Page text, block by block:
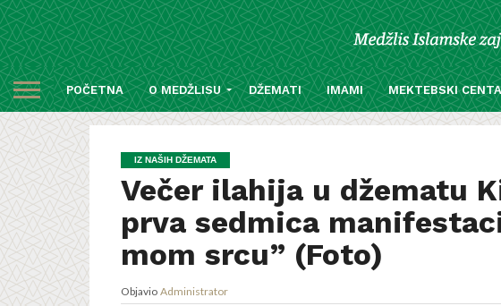
POČETNA O MEDŽLISU DŽEMATI IMAMI MEKTEBSKI
IZ NAŠIH DŽEMATA
Večer ilahija u džematu
prva sedmica
mom srcu” (Foto)
Objavio Administrator